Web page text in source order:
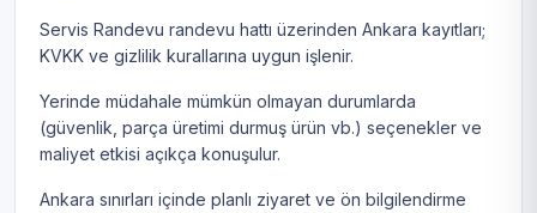
Servis Randevu randevu hattı üzerinden Ankara kayıtları;
KVKK ve gizlilik kurallarına uygun işlenir.
Yerinde müdahale mümkün olmayan durumlarda
(güvenlik, parça üretimi durmuş ürün vb.) seçenekler ve
maliyet etkisi açıkça konuşulur.
Ankara sınırları içinde planlı ziyaret ve ön bilgilendirme